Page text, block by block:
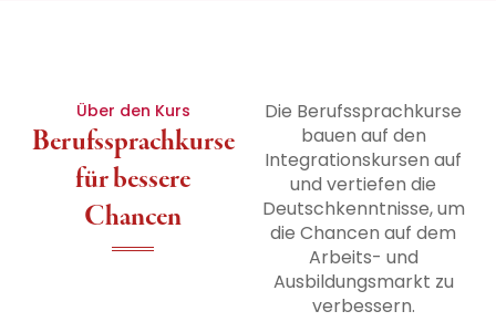
Über den Kurs
Berufssprachkurse
für bessere
Chancen
Die Berufssprachkurse
bauen auf den
Integrationskursen auf
und vertiefen die
Deutschkenntnisse, um
die Chancen auf dem
Arbeits- und
Ausbildungsmarkt zu
verbessern.